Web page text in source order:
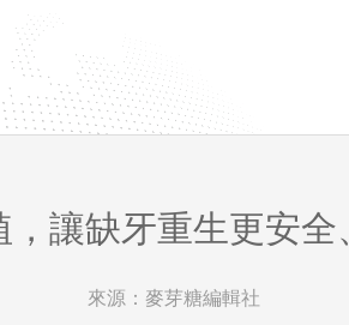
，讓缺牙重生更安全
來源：麥芽糖編輯社